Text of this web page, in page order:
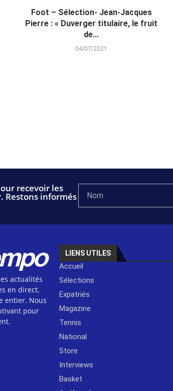
Foot – Sélection- Jean-Jacques
Pierre : « Duverger titulaire, le fruit
de...
04/07/2021
recevoir les
Restons informés
actualités
en direct,
entier. Nous
pour
LIENS UTILES
Accueil
Sélections
Expatriés
Magazine
Tennis
National
Store
Interviews
Basket